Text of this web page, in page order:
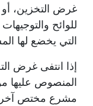
غرض التخزين، أو
للوائح
التي يخضع لها
إذا انتفى غرض
المنصوص عليها
مشرع مختص آخر،